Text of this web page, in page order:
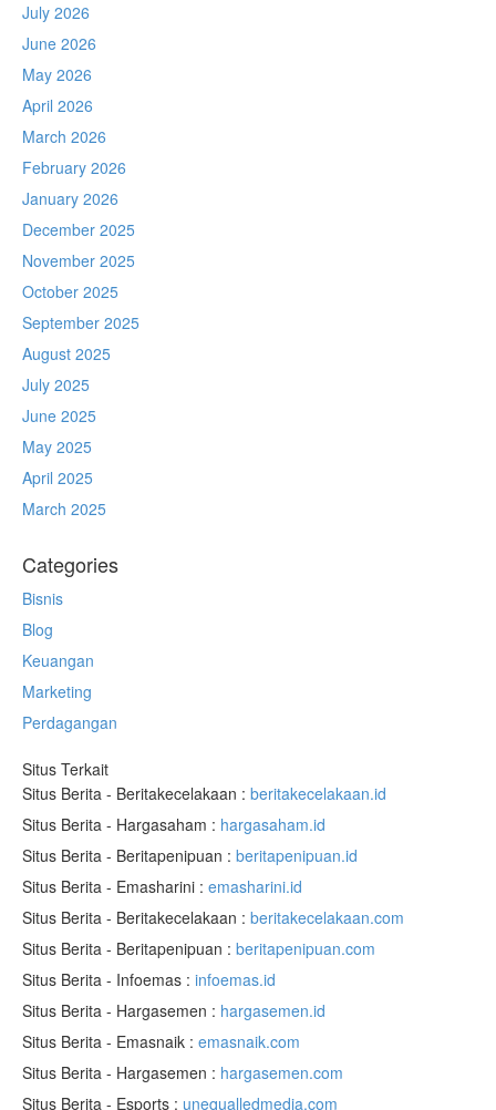
July 2026
June 2026
May 2026
April 2026
March 2026
February 2026
January 2026
December 2025
November 2025
October 2025
September 2025
August 2025
July 2025
June 2025
May 2025
April 2025
March 2025
Categories
Bisnis
Blog
Keuangan
Marketing
Perdagangan
Situs Terkait
Situs Berita - Beritakecelakaan : beritakecelakaan.id
Situs Berita - Hargasaham : hargasaham.id
Situs Berita - Beritapenipuan : beritapenipuan.id
Situs Berita - Emasharini : emasharini.id
Situs Berita - Beritakecelakaan : beritakecelakaan.com
Situs Berita - Beritapenipuan : beritapenipuan.com
Situs Berita - Infoemas : infoemas.id
Situs Berita - Hargasemen : hargasemen.id
Situs Berita - Emasnaik : emasnaik.com
Situs Berita - Hargasemen : hargasemen.com
Situs Berita - Esports : unequalledmedia.com